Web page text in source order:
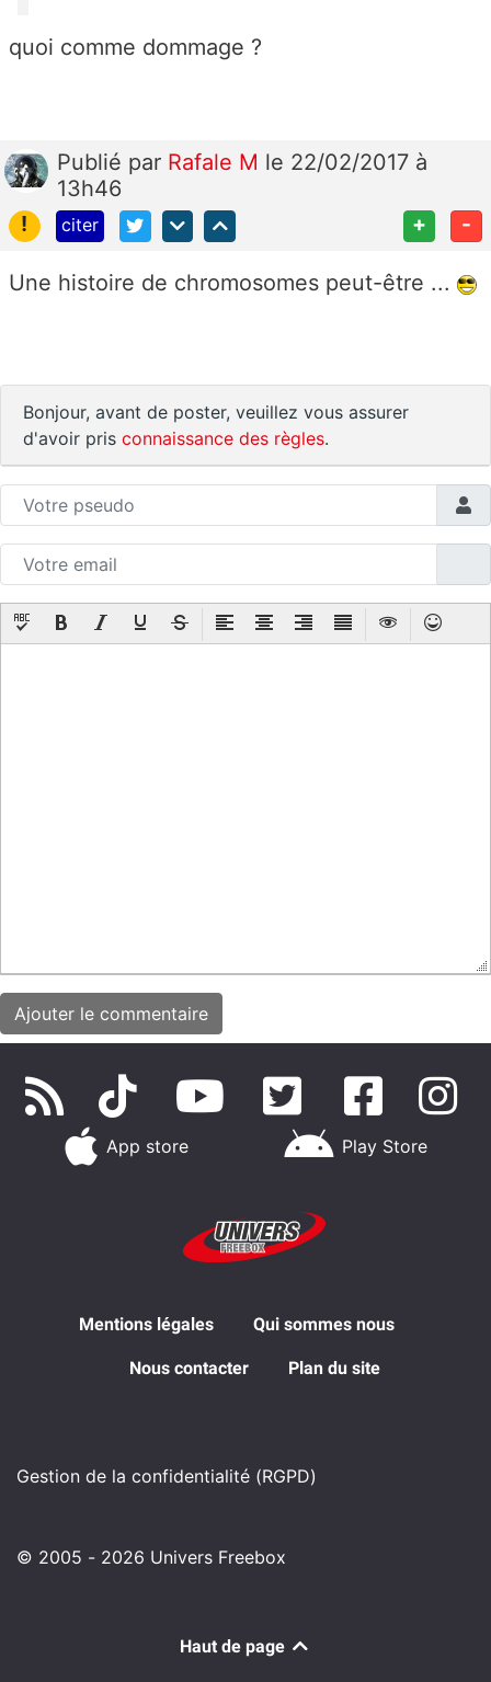
quoi comme dommage ?
Publié par Rafale M le 22/02/2017 à
13h46
!
citer + -
Une histoire de chromosomes peut-être ...
Bonjour, avant de poster, veuillez vous assurer
d'avoir pris connaissance des règles.
App store Play Store
Mentions légales Qui sommes nous
Nous contacter Plan du site
Gestion de la confidentialité (RGPD)
© 2005 - 2026 Univers Freebox
Haut de page